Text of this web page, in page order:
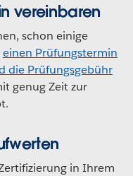
vereinbaren
schon einige
einen Prüfungstermin
die Prüfungsgebühr
genug Zeit zur
in Ihrem